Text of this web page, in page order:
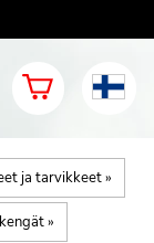
ja tarvikkeet‪»
‪»